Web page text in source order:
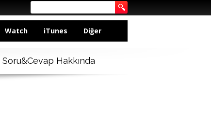
Watch iTunes Diğer
Soru&Cevap Hakkında